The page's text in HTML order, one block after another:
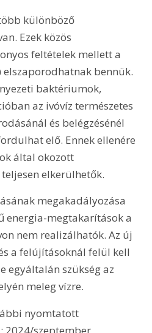
különböző
Ezek közös
feltételek mellett a
bennük.
baktériumok,
az ivóvíz természetes
és belégzésénél
elő. Ennek ellenére
által okozott
elkerülhetők.
megakadályozása
energia-megtakarítások a
nem realizálhatók. Az új
a felújításoknál felül kell
egyáltalán szükség az
meleg vízre.
nyomtatott
2024/szeptember.